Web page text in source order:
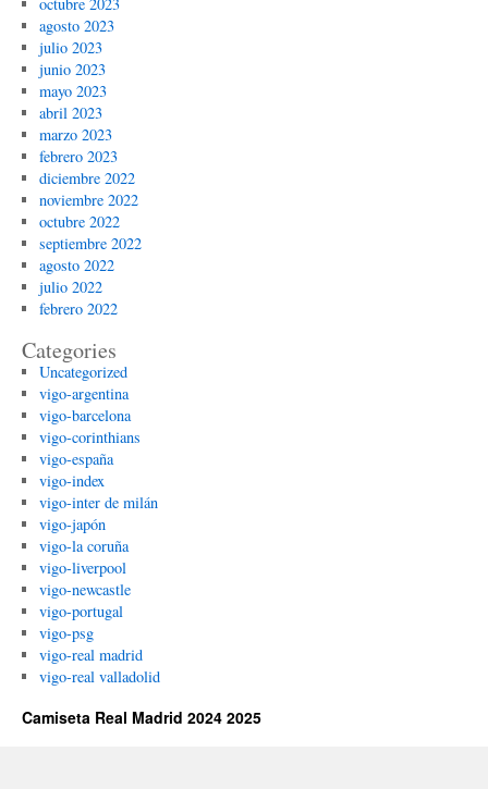
agosto 2023
julio 2023
junio 2023
mayo 2023
abril 2023
marzo 2023
febrero 2023
diciembre 2022
noviembre 2022
octubre 2022
septiembre 2022
agosto 2022
julio 2022
febrero 2022
Categories
Uncategorized
vigo-argentina
vigo-barcelona
vigo-corinthians
vigo-españa
vigo-index
vigo-inter de milán
vigo-japón
vigo-la coruña
vigo-liverpool
vigo-newcastle
vigo-portugal
vigo-psg
vigo-real madrid
vigo-real valladolid
Camiseta Real Madrid 2024 2025